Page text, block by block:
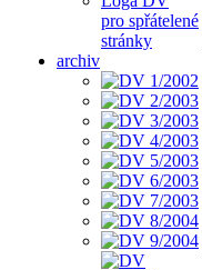
pro spřátelené
stránky
archiv